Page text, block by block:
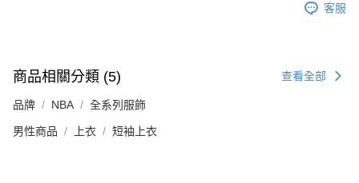
客服
商品相關分類 (5) 查看全部
品牌 NBA 全系列服飾
男性商品 上衣 短袖上衣